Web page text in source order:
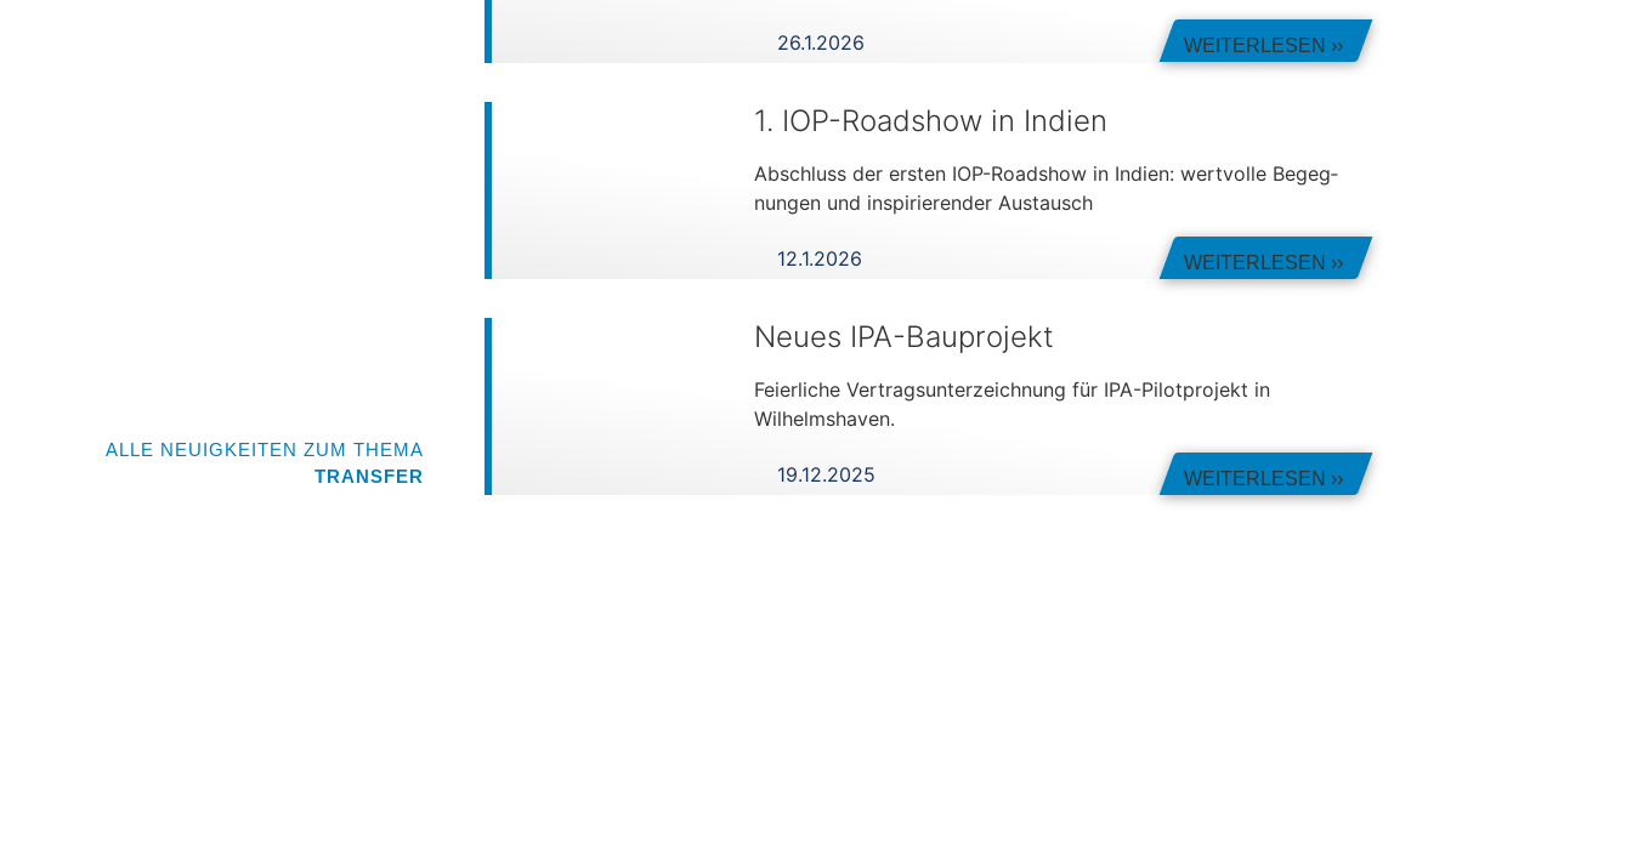
ALLE NEUIGKEITEN ZUM THEMA
TRANSFER
26.1.2026 WEI­TER­LE­SEN ››
1. IOP-Roadshow in Indien
Abschluss der ers­ten IOP-Road­show in Indien: wert­volle Begeg­
nun­gen und inspi­rie­ren­der Austausch
12.1.2026 WEI­TER­LE­SEN ››
Neues IPA-Bauprojekt
Fei­er­li­che Ver­trags­un­ter­zeich­nung für IPA-Pilot­pro­jekt in
Wilhelmshaven.
19.12.2025 WEI­TER­LE­SEN ››